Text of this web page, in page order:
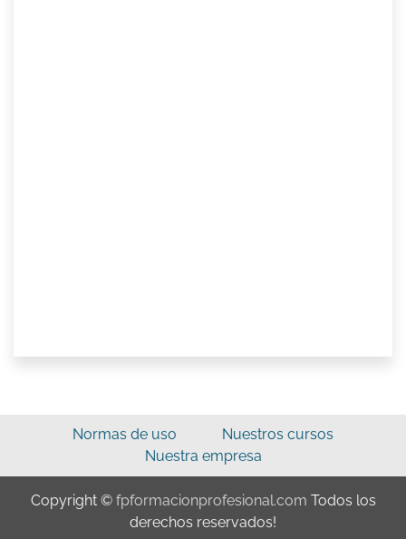
Normas de uso
Nuestros cursos
Nuestra empresa
Copyright © fpformacionprofesional.com Todos los
derechos reservados!